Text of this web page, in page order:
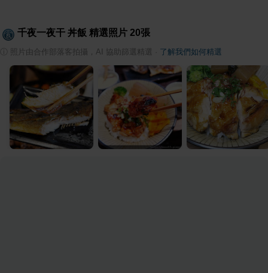
千夜一夜干 丼飯 精選照片 20張
照片由合作部落客拍攝，AI 協助篩選精選 了解我們如何精選